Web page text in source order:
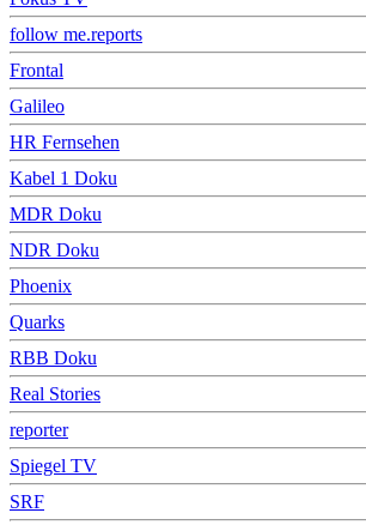
follow me.reports
Frontal
Galileo
HR Fernsehen
Kabel 1 Doku
MDR Doku
NDR Doku
Phoenix
Quarks
RBB Doku
Real Stories
reporter
Spiegel TV
SRF